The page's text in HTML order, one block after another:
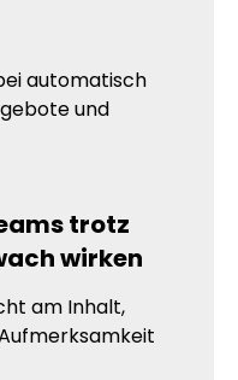
automatisch
und
trotz
wirken
am Inhalt,